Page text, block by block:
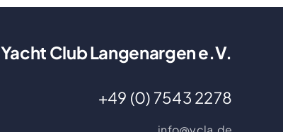
Yacht Club Langenargen e.V.
+49 (0) 7543 2278